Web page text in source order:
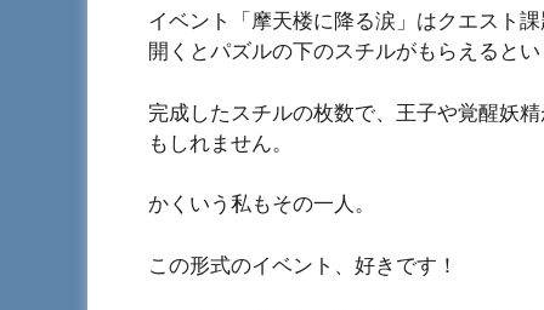
イベント「摩天楼に降る涙」はクエスト
開くとパズルの下のスチルがもらえると
完成したスチルの枚数で、王子や覚醒妖
もしれません。
かくいう私もその一人。
この形式のイベント、好きです！